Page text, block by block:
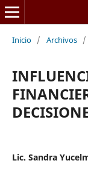
Inicio / Archivos /
Lic. Sandra